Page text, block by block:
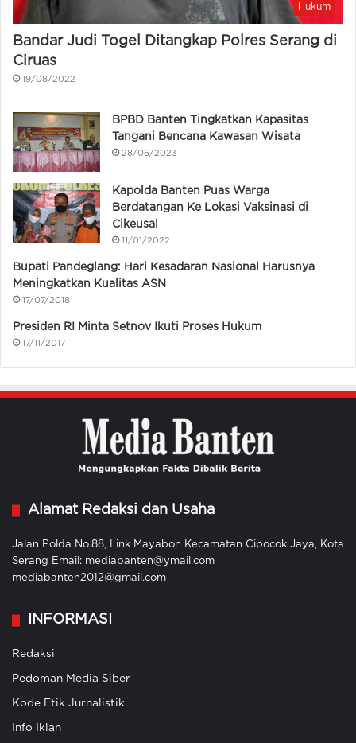
Hukum
Bandar Judi Togel Ditangkap Polres Serang di
Ciruas
19/08/2022
BPBD Banten Tingkatkan Kapasitas
Tangani Bencana Kawasan Wisata
28/06/2023
Kapolda Banten Puas Warga
Berdatangan Ke Lokasi Vaksinasi di
Cikeusal
11/01/2022
Bupati Pandeglang: Hari Kesadaran Nasional Harusnya
Meningkatkan Kualitas ASN
17/07/2018
Presiden RI Minta Setnov Ikuti Proses Hukum
17/11/2017
Alamat Redaksi dan Usaha
Jalan Polda No.88, Link Mayabon Kecamatan Cipocok Jaya, Kota
Serang Email: mediabanten@ymail.com
mediabanten2012@gmail.com
INFORMASI
Redaksi
Pedoman Media Siber
Kode Etik Jurnalistik
Info Iklan